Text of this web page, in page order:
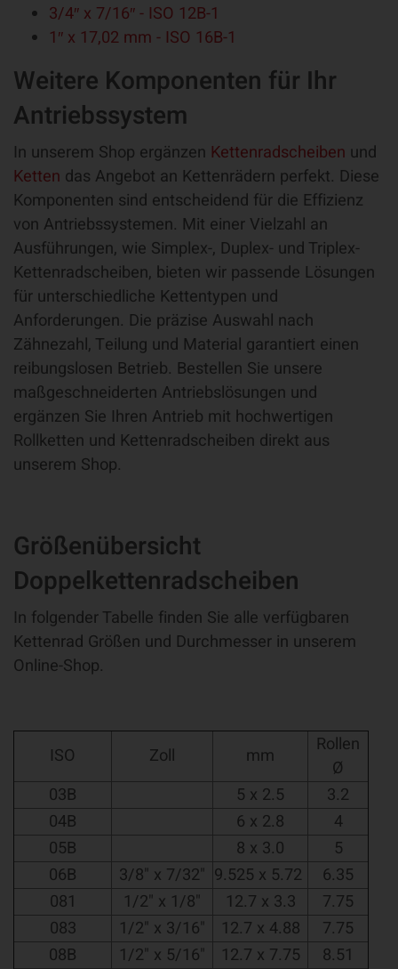
3/4″ x 7/16″ - ISO 12B-1
1″ x 17,02 mm - ISO 16B-1
Weitere Komponenten für Ihr
Antriebssystem
In unserem Shop ergänzen Kettenradscheiben und
Ketten das Angebot an Kettenrädern perfekt. Diese
Komponenten sind entscheidend für die Effizienz
von Antriebssystemen. Mit einer Vielzahl an
Ausführungen, wie Simplex-, Duplex- und Triplex-
Kettenradscheiben, bieten wir passende Lösungen
für unterschiedliche Kettentypen und
Anforderungen. Die präzise Auswahl nach
Zähnezahl, Teilung und Material garantiert einen
reibungslosen Betrieb. Bestellen Sie unsere
maßgeschneiderten Antriebslösungen und
ergänzen Sie Ihren Antrieb mit hochwertigen
Rollketten und Kettenradscheiben direkt aus
unserem Shop.
Größenübersicht
Doppelkettenradscheiben
In folgender Tabelle finden Sie alle verfügbaren
Kettenrad Größen und Durchmesser in unserem
Online-Shop.
ISO Zoll mm
Rollen
Ø
03B
5 x 2.5
3.2
04B
6 x 2.8
4
05B
8 x 3.0
5
06B
3/8" x 7/32" 9.525 x 5.72
6.35
081
1/2" x 1/8" 12.7 x 3.3
7.75
083
1/2" x 3/16" 12.7 x 4.88
7.75
08B
1/2" x 5/16" 12.7 x 7.75
8.51